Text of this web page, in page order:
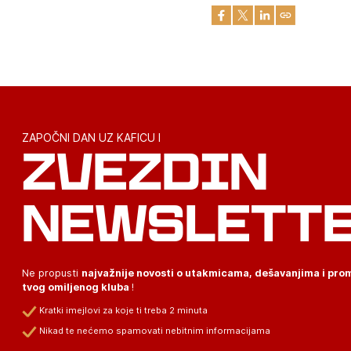
ZAPOČNI DAN UZ KAFICU I
ZVEZDIN
Ne propusti najvažnije novosti o utakmicama, dešavanjima i
tvog omiljenog kluba !
Kratki imejlovi za koje ti treba 2 minuta
Nikad te nećemo spamovati nebitnim informacijama